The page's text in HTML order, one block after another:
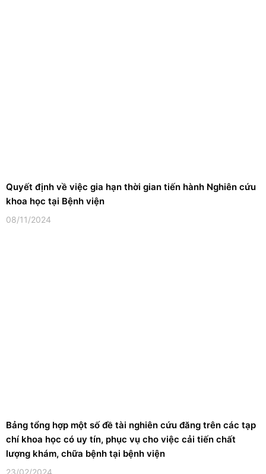
Quyết định về việc gia hạn thời gian tiến hành Nghiên cứu
khoa học tại Bệnh viện
08/11/2024
Bảng tổng hợp một số đề tài nghiên cứu đăng trên các tạp
chí khoa học có uy tín, phục vụ cho việc cải tiến chất
lượng khám, chữa bệnh tại bệnh viện
23/02/2024